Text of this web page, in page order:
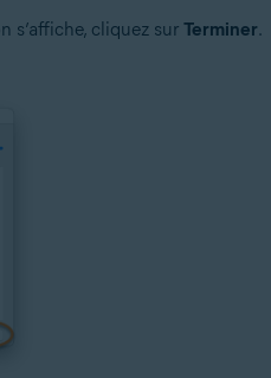
s’affiche, cliquez sur Terminer.